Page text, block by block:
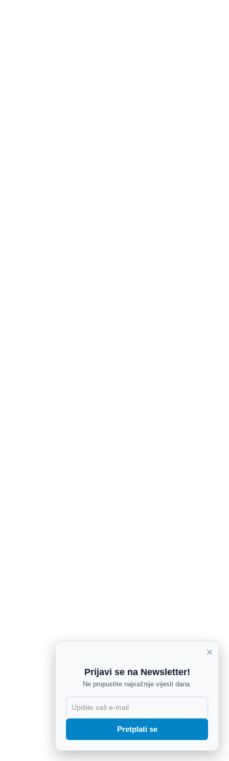
×
Prijavi se na Newsletter!
Ne propustite najvažnije vijesti dana.
Pretplati se